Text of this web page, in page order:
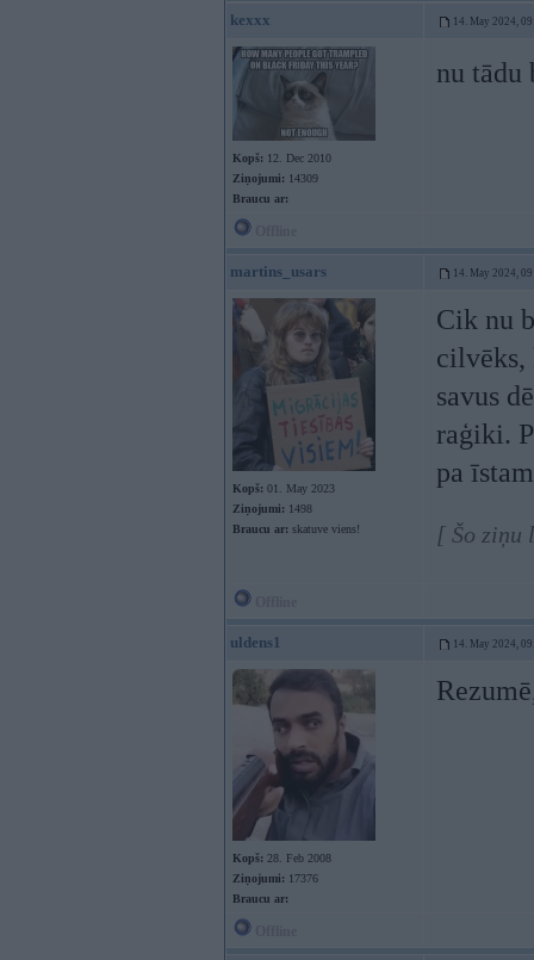
kexxx 14. May 2024,
Kopš: 12. Dec 2010
Ziņojumi: 14309
Braucu ar:
nu tādu
martins_usars 14. May 2024,
Kopš: 01. May 2023
Ziņojumi: 1498
Braucu ar: skatuve viens!
Cik nu
cilvēks,
savus
raģiki.
pa
[ Šo ziņu
uldens1 14. May 2024,
Kopš: 28. Feb 2008
Ziņojumi: 17376
Braucu ar: